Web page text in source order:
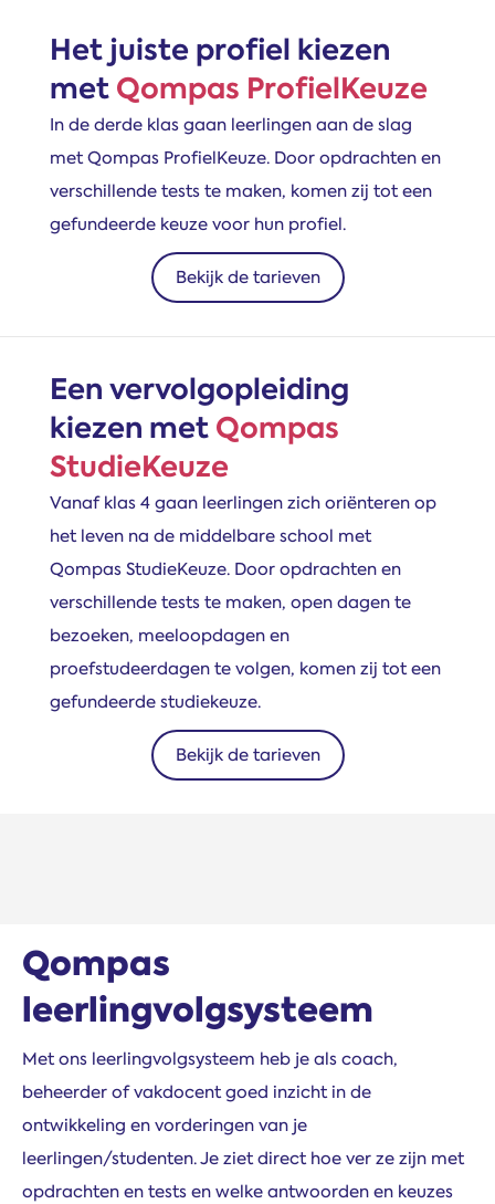
Het juiste profiel kiezen
metQompas ProfielKeuze
In de derde klas gaan leerlingen aan de slag
met Qompas ProfielKeuze. Door opdrachten en
verschillende tests te maken, komen zij tot een
gefundeerde keuze voor hun profiel.
Bekijk de tarieven
Een vervolgopleiding
kiezen metQompas
StudieKeuze
Vanaf klas 4 gaan leerlingen zich oriënteren op
het leven na de middelbare school met
Qompas StudieKeuze. Door opdrachten en
verschillende tests te maken, open dagen te
bezoeken, meeloopdagen en
proefstudeerdagen te volgen, komen zij tot een
gefundeerde studiekeuze.
Bekijk de tarieven
Qompas
leerlingvolgsysteem
Met ons leerlingvolgsysteem heb je als coach,
beheerder of vakdocent goed inzicht in de
ontwikkeling en vorderingen van je
leerlingen/studenten. Je ziet direct hoe ver ze zijn met
opdrachten en tests en welke antwoorden en keuzes